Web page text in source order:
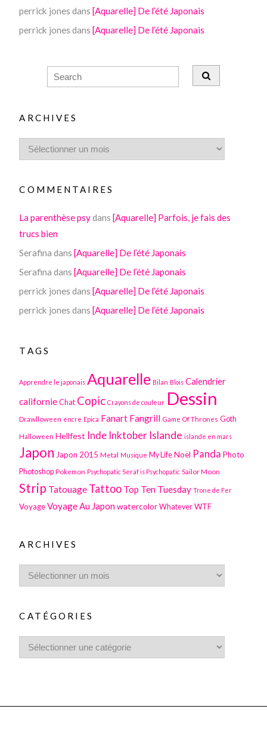
perrick jones dans [Aquarelle] De l’été Japonais
perrick jones dans [Aquarelle] De l’été Japonais
ARCHIVES
COMMENTAIRES
La parenthèse psydans [Aquarelle] Parfois, je fais des
trucs bien
Serafina dans [Aquarelle] De l’été Japonais
Serafina dans [Aquarelle] De l’été Japonais
perrick jones dans [Aquarelle] De l’été Japonais
perrick jones dans [Aquarelle] De l’été Japonais
TAGS
Apprendre le japonais Aquarelle Bilan Blois Calendrier
californie Chat Copic Crayons de couleur Dessin
Drawlloween encre Epica Fanart Fangrill Game Of Thrones Goth
Halloween Hellfest Inde Inktober Islande islande en mars
Japon Japon 2015 Metal Musique My Life Noël Panda Photo
Photoshop Pokemon Psychopatic Seraf is Psychopatic Sailor Moon
Strip Tatouage Tattoo Top Ten Tuesday Trone de Fer
Voyage Voyage Au Japon watercolor Whatever WTF
ARCHIVES
CATÉGORIES